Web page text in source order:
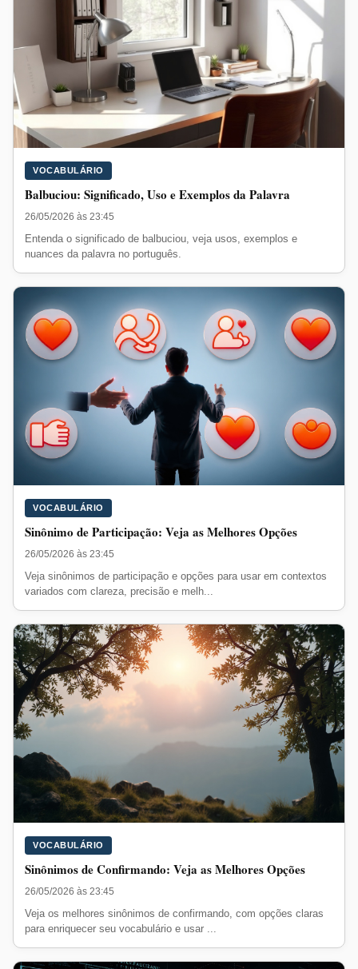
VOCABULÁRIO
Balbuciou: Significado, Uso e Exemplos da Palavra
26/05/2026 às 23:45
Entenda o significado de balbuciou, veja usos, exemplos e
nuances da palavra no português.
VOCABULÁRIO
Sinônimo de Participação: Veja as Melhores Opções
26/05/2026 às 23:45
Veja sinônimos de participação e opções para usar em contextos
variados com clareza, precisão e melh...
VOCABULÁRIO
Sinônimos de Confirmando: Veja as Melhores Opções
26/05/2026 às 23:45
Veja os melhores sinônimos de confirmando, com opções claras
para enriquecer seu vocabulário e usar ...